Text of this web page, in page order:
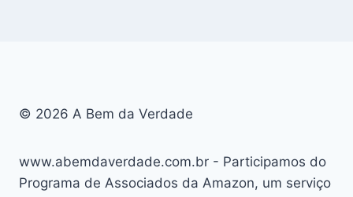
© 2026 A Bem da Verdade
www.abemdaverdade.com.br - Participamos do
Programa de Associados da Amazon, um serviço